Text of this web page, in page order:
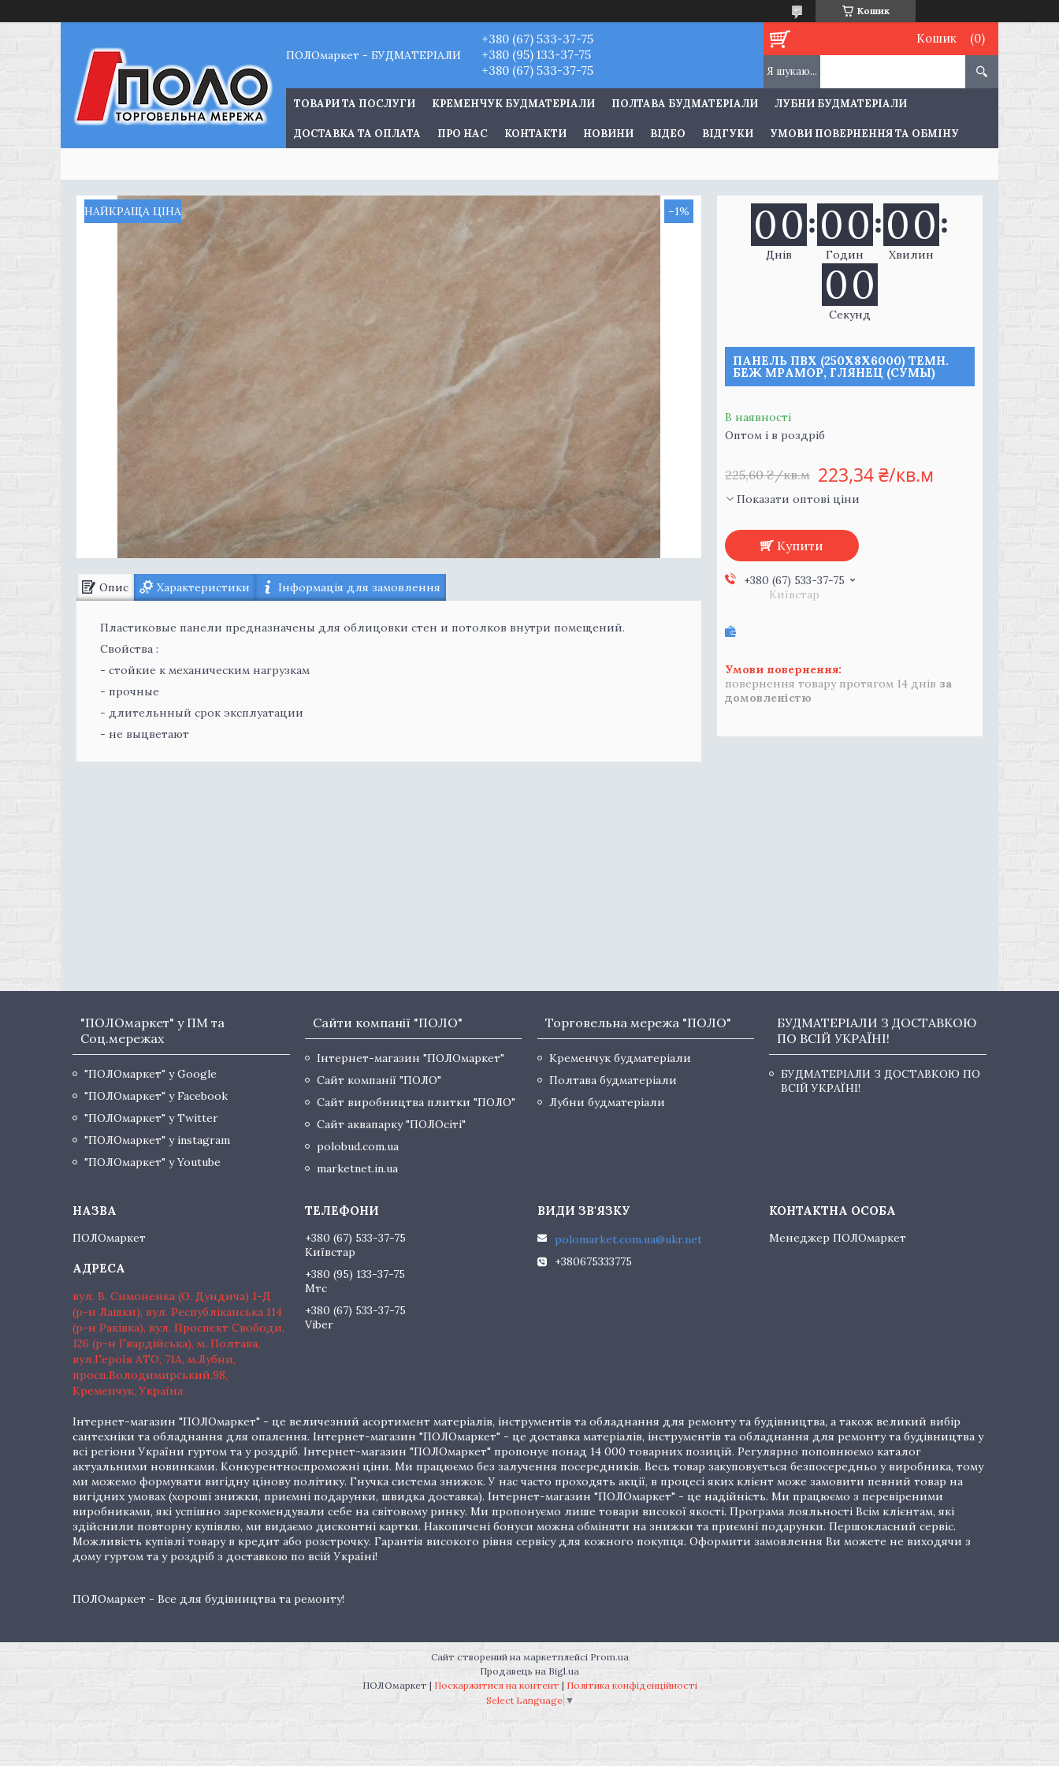
Кошик
ПОЛОмаркет - БУДМАТЕРІАЛИ
+380 (67) 533-37-75
+380 (95) 133-37-75
+380 (67) 533-37-75
Кошик
ТОВАРИ ТА ПОСЛУГИ КРЕМЕНЧУК БУДМАТЕРІАЛИ ПОЛТАВА БУДМАТЕРІАЛИ ЛУБНИ БУДМАТЕРІАЛИ
ДОСТАВКА ТА ОПЛАТА ПРО НАС КОНТАКТИ НОВИНИ ВІДЕО ВІДГУКИ УМОВИ ПОВЕРНЕННЯ ТА ОБМІНУ
НАЙКРАЩА ЦІНА –1%
Опис Характеристики Інформація для замовлення
Пластиковые панели предназначены для облицовки стен и потолков внутри помещений.
Свойства :
- стойкие к механическим нагрузкам
- прочные
- длительнный срок эксплуатации
- не выцветают
00
Днів
00
Годин
00
Хвилин
00
Секунд
ПАНЕЛЬ ПВХ (250Х8Х6000) ТЕМН.
БЕЖ МРАМОР, ГЛЯНЕЦ (СУМЫ)
В наявності
Оптом і в роздріб
225,60 ₴/кв.м 223,34 ₴/кв.м
Показати оптові ціни
Купити
+380 (67) 533-37-75
Київстар
повернення товару протягом 14 днів за
домовленістю
"ПОЛОмаркет" у ПМ та
Соц.мережах
"ПОЛОмаркет" у Google
"ПОЛОмаркет" у Facebook
"ПОЛОмаркет" у Twitter
"ПОЛОмаркет" у instagram
"ПОЛОмаркет" у Youtube
Сайти компанії "ПОЛО"
Інтернет-магазин "ПОЛОмаркет"
Сайт компанії "ПОЛО"
Сайт виробництва плитки "ПОЛО"
Сайт аквапарку "ПОЛОсіті"
polobud.com.ua
marketnet.in.ua
Торговельна мережа "ПОЛО"
Кременчук будматеріали
Полтава будматеріали
Лубни будматеріали
БУДМАТЕРІАЛИ З ДОСТАВКОЮ
ПО ВСІЙ УКРАЇНІ!
БУДМАТЕРІАЛИ З ДОСТАВКОЮ ПО
ВСІЙ УКРАЇНІ!
ПОЛОмаркет
вул. В. Симоненка (О. Дундича) 1-Д
(р-н Лашки), вул. Республіканська 114
(р-н Раківка), вул. Проспект Свободи,
126 (р-н Гвардійська), м. Полтава,
вул.Героїв АТО, 71А, м.Лубни,
просп.Володимирський,98,
Кременчук, Україна
+380 (67) 533-37-75
Київстар
+380 (95) 133-37-75
Мтс
+380 (67) 533-37-75
Viber
polomarket.com.ua@ukr.net
+380675333775
Менеджер ПОЛОмаркет
Інтернет-магазин "ПОЛОмаркет" - це величезний асортимент матеріалів, інструментів та обладнання для ремонту та будівництва, а також великий вибір
сантехніки та обладнання для опалення. Інтернет-магазин "ПОЛОмаркет" - це доставка матеріалів, інструментів та обладнання для ремонту та будівництва у
всі регіони України гуртом та у роздріб. Інтернет-магазин "ПОЛОмаркет" пропонує понад 14 000 товарних позицій. Регулярно поповнюємо каталог
актуальними новинками. Конкурентноспроможні ціни. Ми працюємо без залучення посередників. Весь товар закуповується безпосередньо у виробника, тому
ми можемо формувати вигідну цінову політику. Гнучка система знижок. У нас часто проходять акції, в процесі яких клієнт може замовити певний товар на
вигідних умовах (хороші знижки, приємні подарунки, швидка доставка). Інтернет-магазин "ПОЛОмаркет" - це надійність. Ми працюємо з перевіреними
виробниками, які успішно зарекомендували себе на світовому ринку. Ми пропонуємо лише товари високої якості. Програма лояльності Всім клієнтам, які
здійснили повторну купівлю, ми видаємо дисконтні картки. Накопичені бонуси можна обміняти на знижки та приємні подарунки. Першокласний сервіс.
Можливість купівлі товару в кредит або розстрочку. Гарантія високого рівня сервісу для кожного покупця. Оформити замовлення Ви можете не виходячи з
дому гуртом та у роздріб з доставкою по всій Україні!
ПОЛОмаркет - Все для будівництва та ремонту!
Сайт створений на маркетплейсі Prom.ua
Продавець на Bigl.ua
ПОЛОмаркет | Поскаржитися на контент | Політика конфіденційності
Select Language ▼